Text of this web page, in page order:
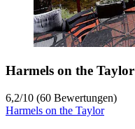
Harmels on the Taylor
6,2/10 (60 Bewertungen)
Harmels on the Taylor